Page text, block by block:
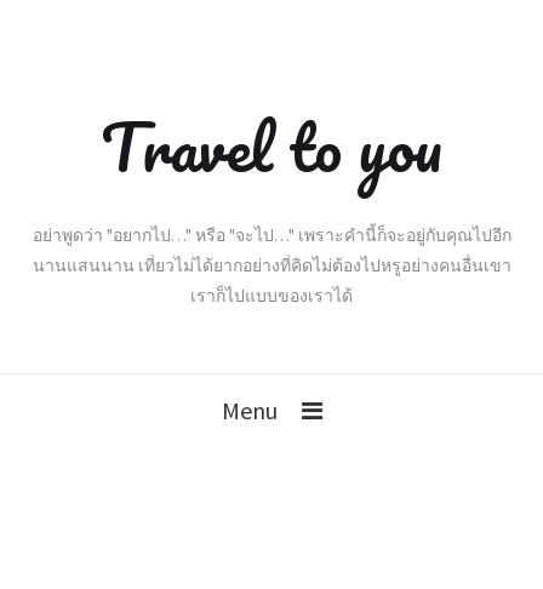
Travel to you
อย่าพูดว่า "อยากไป…" หรือ "จะไป…" เพราะคำนี้ก็จะอยู่กับคุณไปอีก
นานแสนนาน เที่ยวไม่ได้ยากอย่างที่คิดไม่ต้องไปหรูอย่างคนอื่นเขา
เราก็ไปแบบของเราได้
Menu